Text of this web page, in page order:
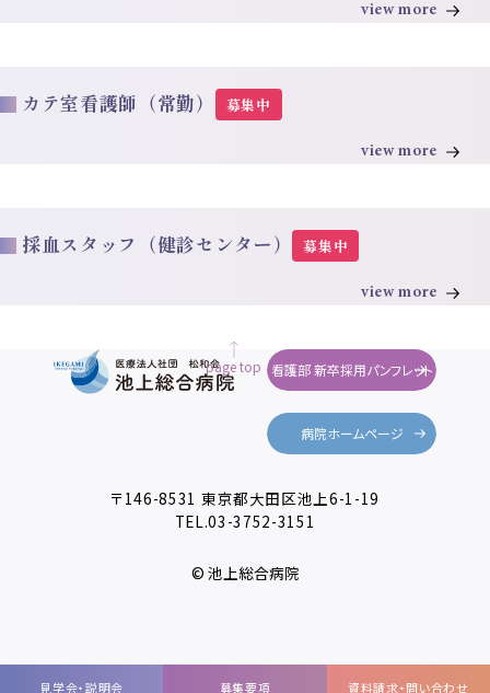
見学会・説明会 募集要項 資料請求・問い合わせ
view more
カテ室看護師（常勤） 募集中
view more
採血スタッフ（健診センター） 募集中
view more
page top
〒146-8531 東京都大田区池上6-1-19
TEL.03-3752-3151
看護部 新卒採用パンフレット
病院ホームページ
© 池上総合病院